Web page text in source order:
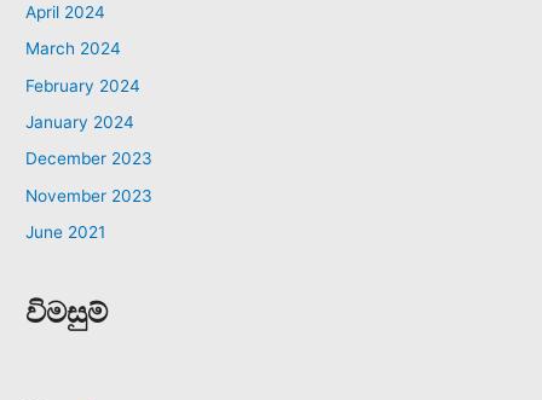
April 2024
March 2024
February 2024
January 2024
December 2023
November 2023
June 2021
විමසුම්